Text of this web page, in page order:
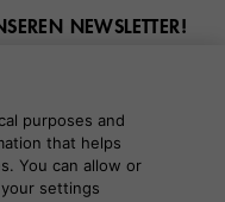
NEWSLETTER!
purposes and
that helps
You can allow or
settings